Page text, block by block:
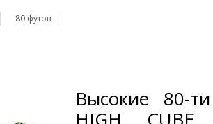
80 футов
Высокие 80-